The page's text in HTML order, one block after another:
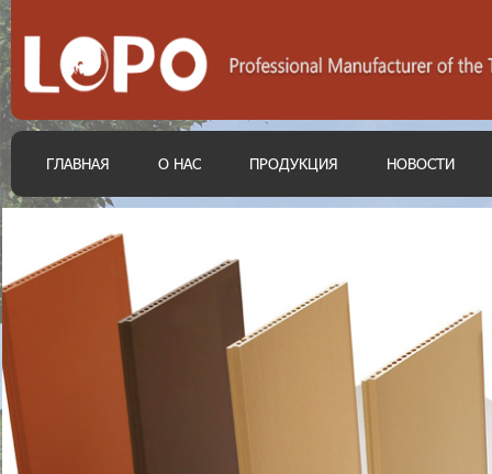
ГЛАВНАЯ О НАС ПРОДУКЦИЯ НОВОСТИ